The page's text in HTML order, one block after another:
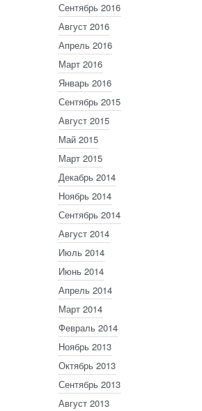
Сентябрь 2016
Август 2016
Апрель 2016
Март 2016
Январь 2016
Сентябрь 2015
Август 2015
Май 2015
Март 2015
Декабрь 2014
Ноябрь 2014
Сентябрь 2014
Август 2014
Июль 2014
Июнь 2014
Апрель 2014
Март 2014
Февраль 2014
Ноябрь 2013
Октябрь 2013
Сентябрь 2013
Август 2013